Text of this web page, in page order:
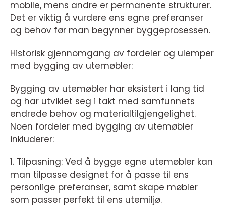
mobile, mens andre er permanente strukturer.
Det er viktig å vurdere ens egne preferanser
og behov før man begynner byggeprosessen.
Historisk gjennomgang av fordeler og ulemper
med bygging av utemøbler:
Bygging av utemøbler har eksistert i lang tid
og har utviklet seg i takt med samfunnets
endrede behov og materialtilgjengelighet.
Noen fordeler med bygging av utemøbler
inkluderer:
1. Tilpasning: Ved å bygge egne utemøbler kan
man tilpasse designet for å passe til ens
personlige preferanser, samt skape møbler
som passer perfekt til ens utemiljø.